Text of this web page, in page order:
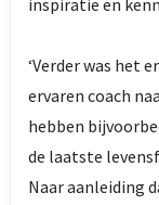
inspiratie en
‘Verder was het
ervaren coach
hebben
de laatste
Naar aanleiding